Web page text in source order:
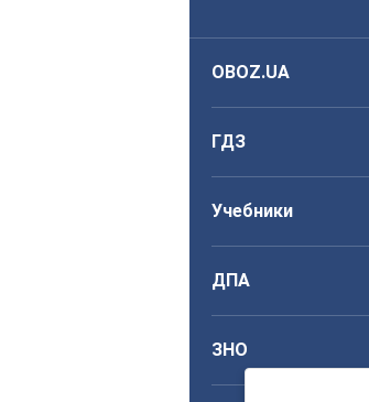
OBOZ.UA
ГДЗ
Учебники
ДПА
ЗНО